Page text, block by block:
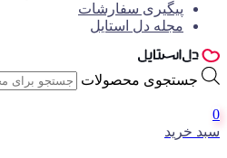
پیگیری سفارشات
مجله دل استایل
جستجوی محصولات
0
سبد خرید